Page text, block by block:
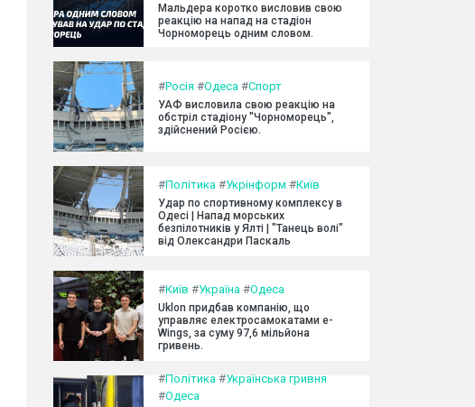
Мальдера коротко висловив свою
реакцію на напад на стадіон
Чорноморець одним словом.
#Росія #Одеса #Спорт
УАФ висловила свою реакцію на
обстріл стадіону "Чорноморець",
здійснений Росією.
#Політика #Укрінформ #Київ
Удар по спортивному комплексу в
Одесі | Напад морських
безпілотників у Ялті | "Танець волі"
від Олександри Паскаль
#Київ #Україна #Одеса
Uklon придбав компанію, що
управляє електросамокатами e-
Wings, за суму 97,6 мільйона
гривень.
#Політика #Українська гривня
#Одеса